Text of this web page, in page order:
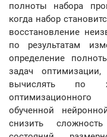
полноты набора
когда набор
восстановление
по результатам
определение
задач
вычислять по
обученной
снизить